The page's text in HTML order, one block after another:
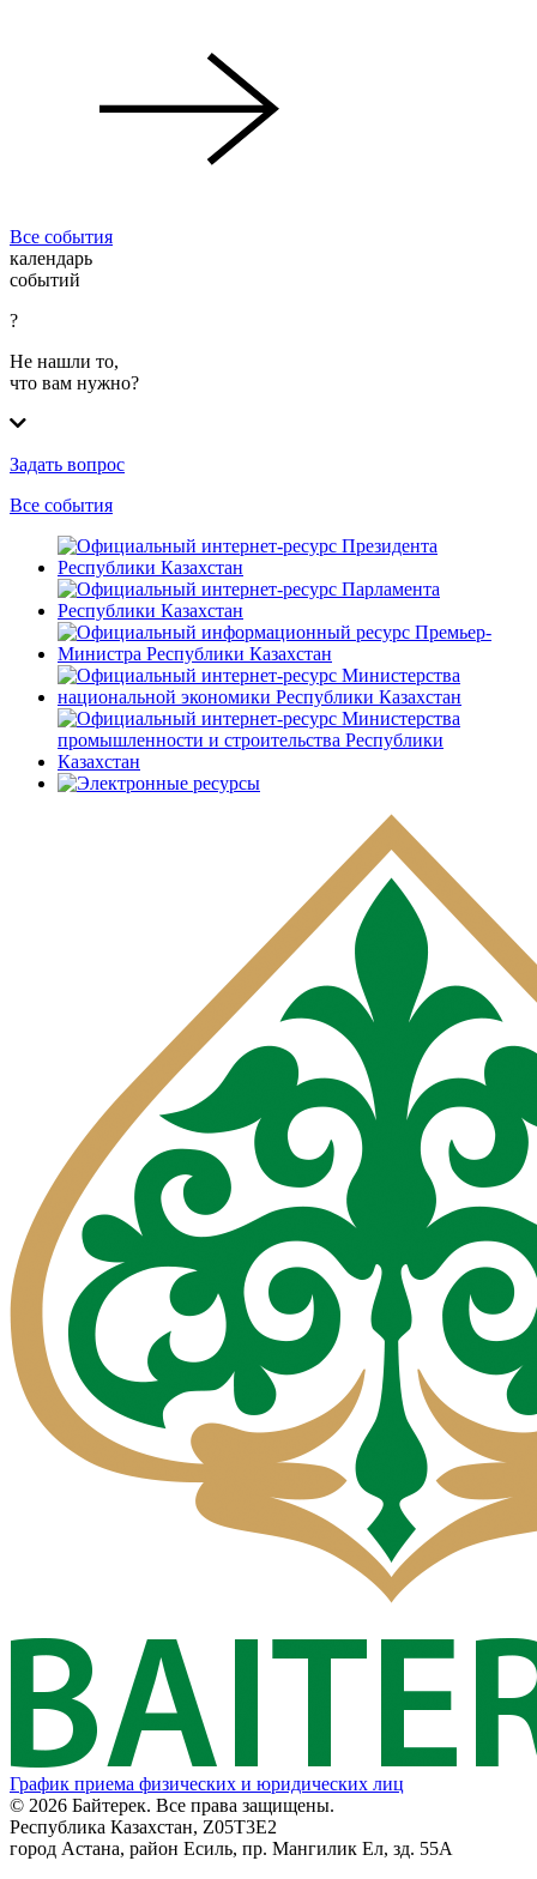
Все события
календарь
событий
?
Не нашли то,
что вам нужно?
Задать вопрос
Все события
График приема физических и юридических лиц
© 2026 Байтерек. Все права защищены.
Республика Казахстан, Z05T3E2
город Астана, район Есиль, пр. Мангилик Ел, зд. 55А